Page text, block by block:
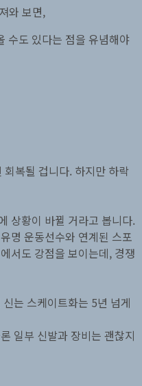
와 보면,
수도 있다는 점을 유념해야
복될 겁니다. 하지만 하락
상황이 바뀔 거라고 봅니다.
명 운동선수와 연계된 스포
서도 강점을 보이는데, 경쟁
는 스케이트화는 5년 넘게
일부 신발과 장비는 괜찮지